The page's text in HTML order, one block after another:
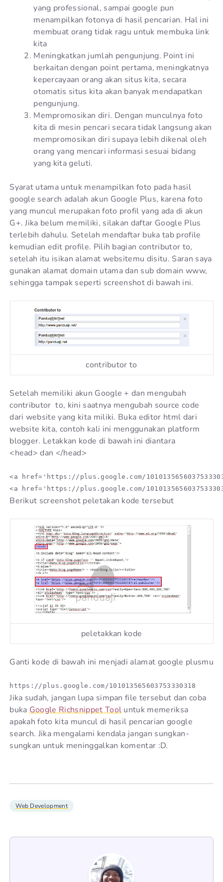
yang professional, sampai google pun
menampilkan fotonya di hasil pencarian. Hal ini
membuat orang tidak ragu untuk membuka link
kita
Meningkatkan jumlah pengunjung. Point ini
berkaitan dengan point pertama, meningkatnya
kepercayaan orang akan situs kita, secara
otomatis situs kita akan banyak mendapatkan
pengunjung.
Mempromosikan diri. Dengan munculnya foto
kita di mesin pencari secara tidak langsung akan
mempromosikan diri supaya lebih dikenal oleh
orang yang mencari informasi sesuai bidang
yang kita geluti.
Syarat utama untuk menampilkan foto pada hasil
google search adalah akun Google Plus, karena foto
yang muncul merupakan foto profil yang ada di akun
G+. Jika belum memiliki, silakan daftar Google Plus
terlebih dahulu. Setelah mendaftar buka tab profile
kemudian edit profile. Pilih bagian contributor to,
setelah itu isikan alamat websitemu disitu. Saran saya
gunakan alamat domain utama dan sub domain www,
sehingga tampak seperti screenshot di bawah ini.
contributor to
Setelah memiliki akun Google + dan mengubah
contributor to, kini saatnya mengubah source code
dari website yang kita miliki. Buka editor html dari
website kita, contoh kali ini menggunakan platform
blogger. Letakkan kode di bawah ini diantara
<head> dan </head>
<a href='https://plus.google.com/
Berikut screenshot peletakan kode tersebut
peletakkan kode
Ganti kode di bawah ini menjadi alamat google plusmu
https://plus.google.com/101013565603753330318
Jika sudah, jangan lupa simpan file tersebut dan coba
buka Google Richsnippet Tool untuk memeriksa
apakah foto kita muncul di hasil pencarian google
search. Jika mengalami kendala jangan sungkan-
sungkan untuk meninggalkan komentar :D.
Web Development